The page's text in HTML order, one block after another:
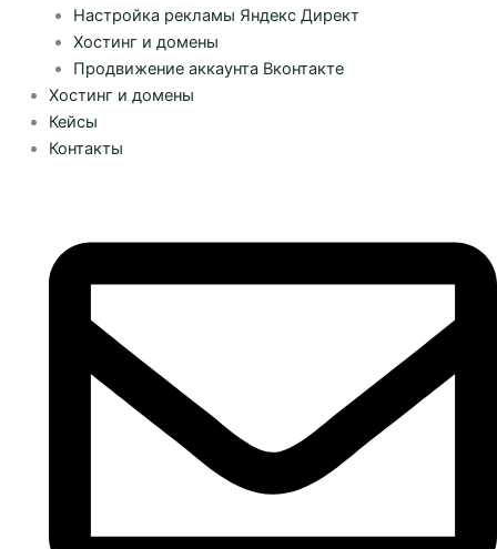
Настройка рекламы Яндекс Директ
Хостинг и домены
Продвижение аккаунта Вконтакте
Хостинг и домены
Кейсы
Контакты